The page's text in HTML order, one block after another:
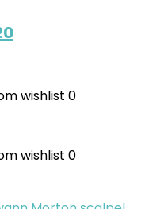
wishlist 0
wishlist 0